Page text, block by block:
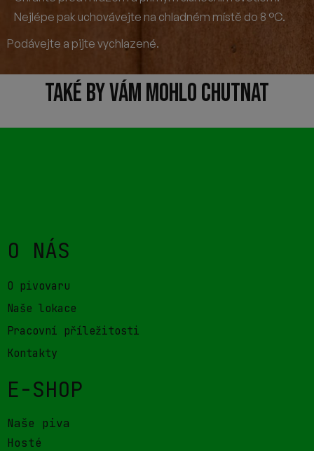
Nejlépe pak uchovávejte na chladném místě do 8 °C.
Podávejte a pijte vychlazené.
TAKÉ BY VÁM MOHLO CHUTNAT
O NÁS
O pivovaru
Naše lokace
Pracovní příležitosti
Kontakty
E-SHOP
Naše piva
Hosté